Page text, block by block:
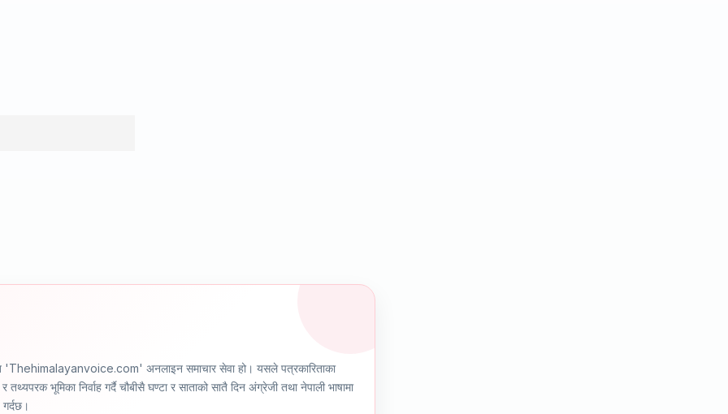
'Thehimalayanvoice.com' अनलाइन समाचार सेवा हो। यसले पत्रकारिताका
भूमिका निर्वाह गर्दै चौबीसै घण्टा र साताको सातै दिन अंग्रेजी तथा नेपाली भाषामा